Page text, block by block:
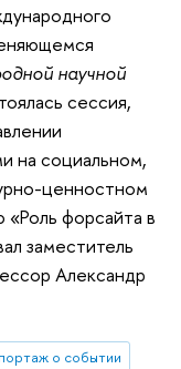
научной
сессия,
на социальном,
ценностном
форсайта в
заместитель
Александр
о событии